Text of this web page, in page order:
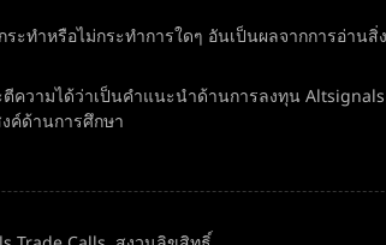
ะทำหรือไม่กระทำการใดๆ อันเป็นผลจากการอ่า
วามได้ว่าเป็นคำแนะนำด้านการลงทุน
ค์ด้านการศึกษา